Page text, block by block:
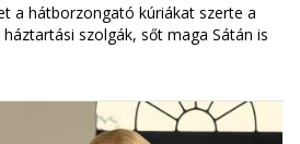
a hátborzongató kúriákat szerte a
szolgák, sőt maga Sátán is